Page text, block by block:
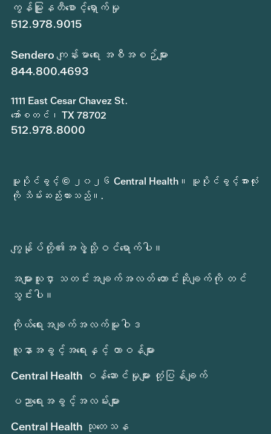
ကွန်မြူနတီစောင့်ရှောက်မှု
512.978.9015
Sendero ကျန်းမာရေး အစီအစဉ်များ
844.800.4693
1111 East Cesar Chavez St.
အော်စတင်၊ TX 78702
512.978.8000
မူပိုင်ခွင့် © ၂၀၂၆ Central Health။ မူပိုင်ခွင့်အားလုံး
ကို သိမ်းဆည်းထားသည်။.
ကျွန်ုပ်တို့၏အဖွဲ့သို့ဝင်ရောက်ပါ။
အများသူငှာ သတင်းအချက်အလတ် တောင်းဆိုချက်ကို တင်
သွင်းပါ။
ကိုယ်ရေးအချက်အလက်မူဝါဒ
လူနာအခွင့်အရေးနှင့် တာဝန်များ
Central Health ဝန်ဆောင်မှုများ တုံ့ပြန်ချက်
ပညာရေးအခွင့်အလမ်းများ
Central Health သုတေသန